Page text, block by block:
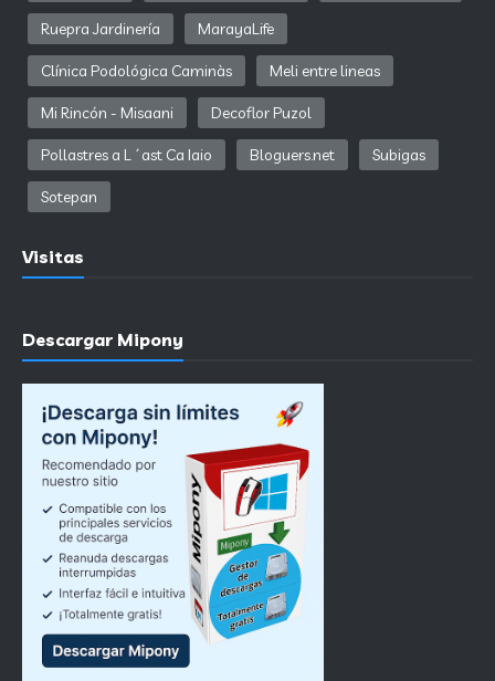
Ruepra Jardinería MarayaLife
Clínica Podológica Caminàs Meli entre lineas
Mi Rincón - Misaani Decoflor Puzol
Pollastres a L´ast Ca Iaio Bloguers.net Subigas
Sotepan
Visitas
Descargar Mipony